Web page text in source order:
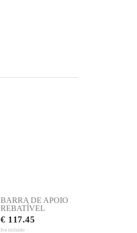
BARRA DE APOIO
REBATÍVEL
€ 117.45
Iva incluído